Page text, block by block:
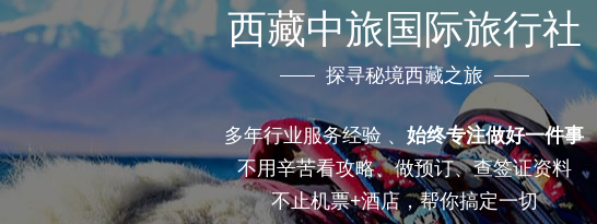
西藏中旅国际旅行社
探寻秘境西藏之旅
多年行业服务经验 、 始终专注做好一件事
不用辛苦看攻略、做预订、查签证资料
不止机票+酒店，帮你搞定一切